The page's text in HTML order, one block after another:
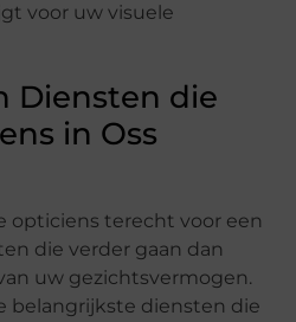
voor uw visuele
Diensten die
in Oss
opticiens terecht voor een
die verder gaan dan
uw gezichtsvermogen.
belangrijkste diensten die